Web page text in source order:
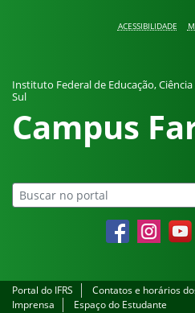
ACESSIBILIDADE
Instituto Federal de Educação,
Sul
Campus
FacebookInstagram
Portal do IFRS Contatos e horários
Imprensa
Espaço do Estudante